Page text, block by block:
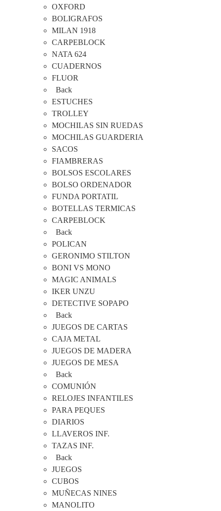
OXFORD
BOLIGRAFOS
MILAN 1918
CARPEBLOCK
NATA 624
CUADERNOS
FLUOR
Back
ESTUCHES
TROLLEY
MOCHILAS SIN RUEDAS
MOCHILAS GUARDERIA
SACOS
FIAMBRERAS
BOLSOS ESCOLARES
BOLSO ORDENADOR
FUNDA PORTATIL
BOTELLAS TERMICAS
CARPEBLOCK
Back
POLICAN
GERONIMO STILTON
BONI VS MONO
MAGIC ANIMALS
IKER UNZU
DETECTIVE SOPAPO
Back
JUEGOS DE CARTAS
CAJA METAL
JUEGOS DE MADERA
JUEGOS DE MESA
Back
COMUNIÓN
RELOJES INFANTILES
PARA PEQUES
DIARIOS
LLAVEROS INF.
TAZAS INF.
Back
JUEGOS
CUBOS
MUÑECAS NINES
MANOLITO